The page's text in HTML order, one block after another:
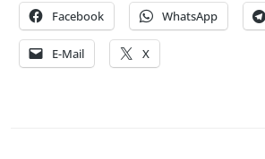
Facebook WhatsApp
E-Mail X